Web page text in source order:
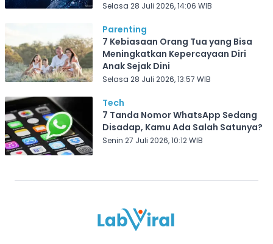
Selasa 28 Juli 2026, 14:06 WIB
Parenting
7 Kebiasaan Orang Tua yang Bisa
Meningkatkan Kepercayaan Diri
Anak Sejak Dini
Selasa 28 Juli 2026, 13:57 WIB
Tech
7 Tanda Nomor WhatsApp Sedang
Disadap, Kamu Ada Salah Satunya?
Senin 27 Juli 2026, 10:12 WIB